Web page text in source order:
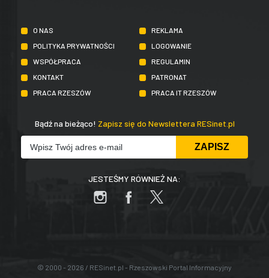
O NAS
REKLAMA
POLITYKA PRYWATNOŚCI
LOGOWANIE
WSPÓŁPRACA
REGULAMIN
KONTAKT
PATRONAT
PRACA RZESZÓW
PRACA IT RZESZÓW
Bądź na bieżąco! Zapisz się do Newslettera RESinet.pl
JESTEŚMY RÓWNIEŻ NA:
© 2000 - 2026 / RESinet.pl - Rzeszowski Portal Informacyjny